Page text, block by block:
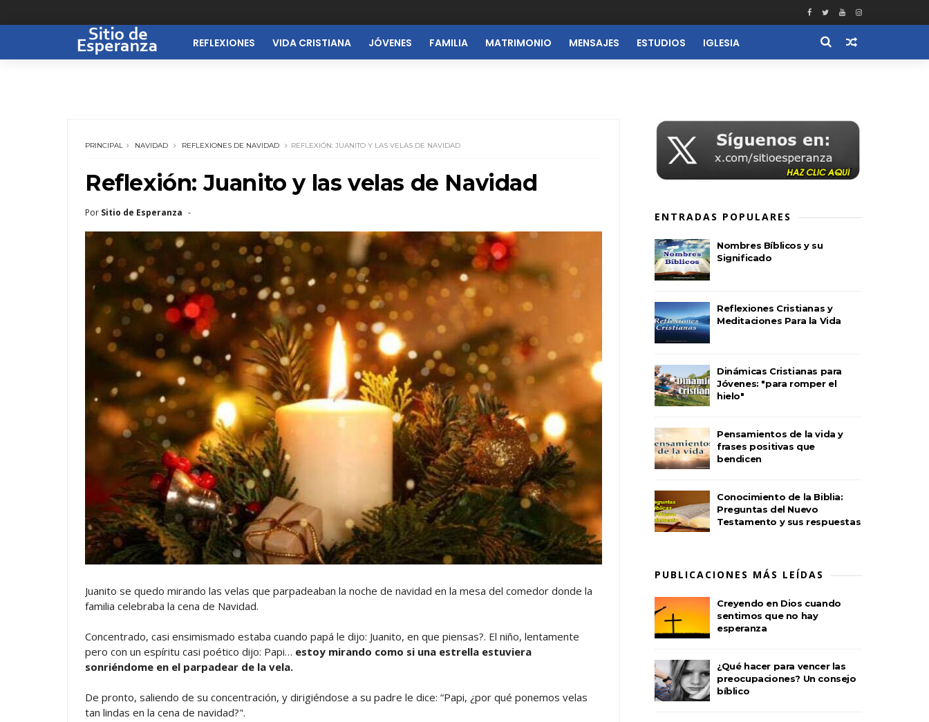
REFLEXIONES VIDA CRISTIANA JÓVENES FAMILIA MATRIMONIO MENSAJES ESTUDIOS IGLESIA
PRINCIPAL NAVIDAD REFLEXIONES DE NAVIDAD REFLEXIÓN: JUANITO Y LAS VELAS DE NAVIDAD
Reflexión: Juanito y las velas de Navidad
Por Sitio de Esperanza
Juanito se quedo mirando las velas que parpadeaban la noche de navidad en la mesa del comedor donde la
familia celebraba la cena de Navidad.
Concentrado, casi ensimismado estaba cuando papá le dijo: Juanito, en que piensas?. El niño, lentamente
pero con un espíritu casi poético dijo: Papi… estoy mirando como si una estrella estuviera
sonriéndome en el parpadear de la vela.
De pronto, saliendo de su concentración, y dirigiéndose a su padre le dice: “Papi, ¿por qué ponemos velas
tan lindas en la cena de navidad?".
ENTRADAS POPULARES
Nombres Bíblicos y su
Significado
Reflexiones Cristianas y
Meditaciones Para la Vida
Dinámicas Cristianas para
Jóvenes: "para romper el
hielo"
Pensamientos de la vida y
frases positivas que
bendicen
Conocimiento de la Biblia:
Preguntas del Nuevo
Testamento y sus respuestas
PUBLICACIONES MÁS LEÍDAS
Creyendo en Dios cuando
sentimos que no hay
esperanza
¿Qué hacer para vencer las
preocupaciones? Un consejo
bíblico